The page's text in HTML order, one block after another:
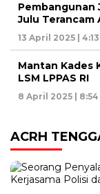
Pembangunan
Julu Terancam
13 April 2025 |
Mantan Kades
LSM LPPAS RI
8 April 2025 |
ACRH